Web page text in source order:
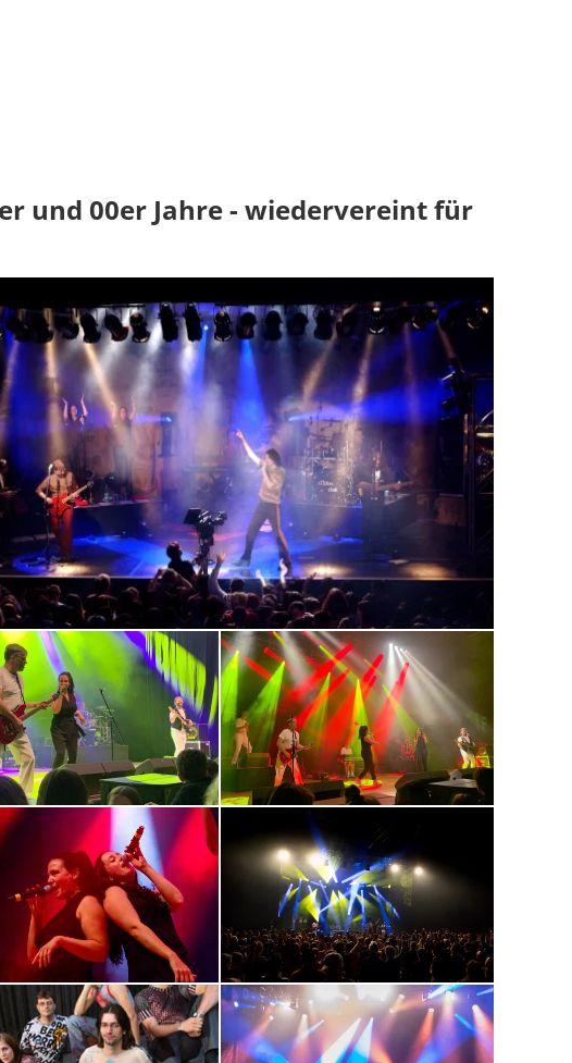
und 00er Jahre - wiedervereint für